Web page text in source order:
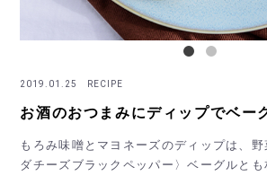
2019.01.25 RECIPE
お酒のおつまみにディップでベー
もろみ味噌とマヨネーズのディップは、
ダチーズブラックペッパー〉ベーグルとも